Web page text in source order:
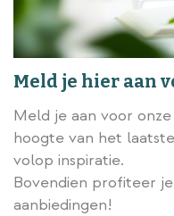
Meld je hier aan
Meld je aan voor
hoogte van het
volop inspiratie.
Bovendien profiteer
aanbiedingen!